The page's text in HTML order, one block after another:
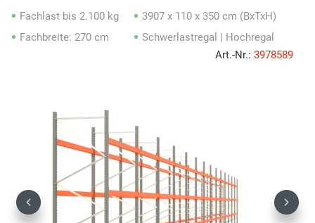
Fachlast bis 2.100 kg
Fachbreite: 270 cm
3907 x 110 x 350 cm (BxTxH)
Schwerlastregal | Hochregal
Art.-Nr.: 3978589
Previous Next